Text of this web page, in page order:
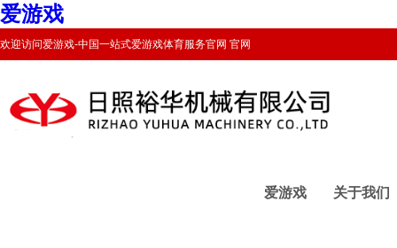
爱游戏
欢迎访问爱游戏-中国一站式爱游戏体育服务官网 官网
爱游戏 关于我们